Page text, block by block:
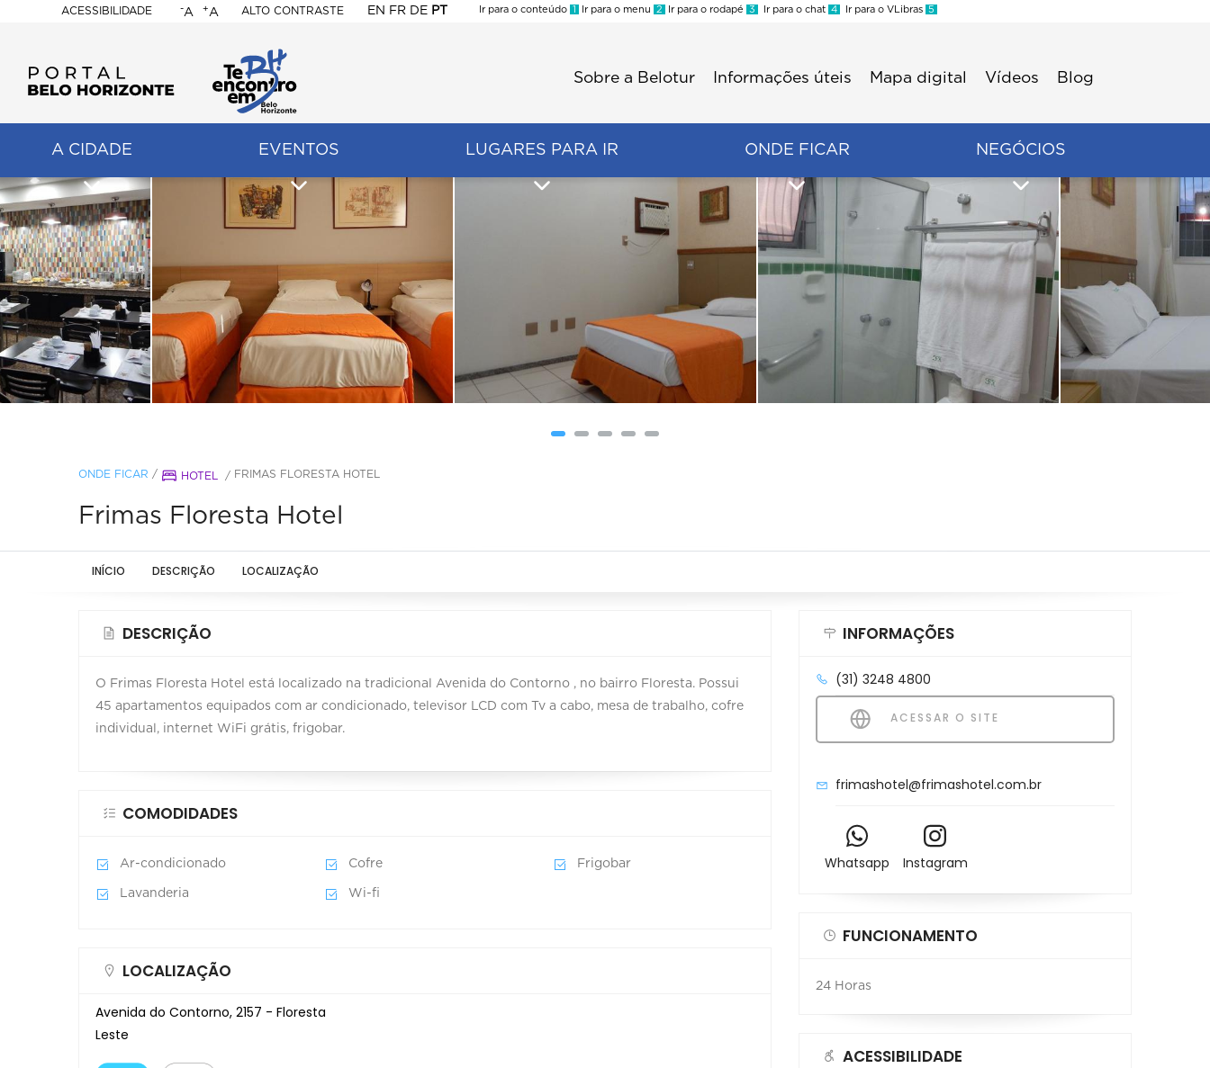
ACESSIBILIDADE
BELO
HORIZONTE
-A +A ALTO CONTRASTE EN FR DE PT
Ir para o conteúdo 1 Ir para o menu 2 Ir para o rodapé 3 Ir para o chat 4 Ir para o VLibras 5
Sobre a Belotur Informações úteis Mapa digital Vídeos Blog
A CIDADE EVENTOS LUGARES PARA IR ONDE FICAR NEGÓCIOS
ONDE FICAR / HOTEL / FRIMAS FLORESTA HOTEL
Frimas Floresta Hotel
INÍCIO DESCRIÇÃO LOCALIZAÇÃO
DESCRIÇÃO
O Frimas Floresta Hotel está localizado na tradicional Avenida do Contorno , no bairro Floresta. Possui
45 apartamentos equipados com ar condicionado, televisor LCD com Tv a cabo, mesa de trabalho, cofre
individual, internet WiFi grátis, frigobar.
COMODIDADES
Ar-condicionado Cofre Frigobar
Lavanderia Wi-fi
LOCALIZAÇÃO
Avenida do Contorno, 2157 - Floresta
Leste
INFORMAÇÕES
(31) 3248 4800
ACESSAR O SITE
frimashotel@frimashotel.com.br
Whatsapp Instagram
FUNCIONAMENTO
24 Horas
ACESSIBILIDADE